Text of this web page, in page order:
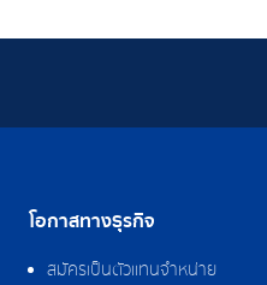
โอกาสทางธุรกิจ
สมัครเป็นตัวแทนจำหน่าย